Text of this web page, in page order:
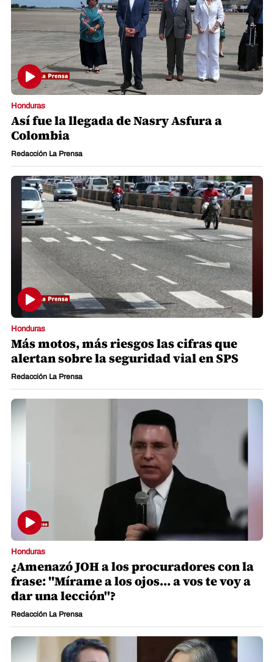
Honduras
Así fue la llegada de Nasry Asfura a
Colombia
Redacción La Prensa
Honduras
Más motos, más riesgos las cifras que
alertan sobre la seguridad vial en SPS
Redacción La Prensa
Honduras
¿Amenazó JOH a los procuradores con la
frase: "Mírame a los ojos... a vos te voy a
dar una lección"?
Redacción La Prensa